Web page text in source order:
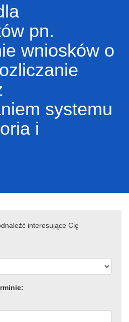
pn.
wniosków o
systemu
i
interesujące Cię